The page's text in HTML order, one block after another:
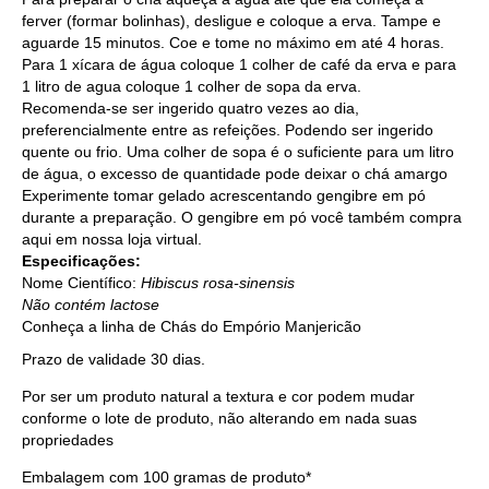
ferver (formar bolinhas), desligue e coloque a erva. Tampe e
aguarde 15 minutos. Coe e tome no máximo em até 4 horas.
Para 1 xícara de água coloque 1 colher de café da erva e para
1 litro de agua coloque 1 colher de sopa da erva.
Recomenda-se ser ingerido quatro vezes ao dia,
preferencialmente entre as refeições. Podendo ser ingerido
quente ou frio. Uma colher de sopa é o suficiente para um litro
de água, o excesso de quantidade pode deixar o chá amargo
Experimente tomar gelado acrescentando gengibre em pó
durante a preparação. O gengibre em pó você também compra
aqui em nossa loja virtual.
Especificações:
Nome Científico: Hibiscus rosa-sinensis
Não contém lactose
Conheça a linha de Chás do Empório Manjericão
Prazo de validade 30 dias.
Por ser um produto natural a textura e cor podem mudar
conforme o lote de produto, não alterando em nada suas
propriedades
Embalagem com 100 gramas de produto*